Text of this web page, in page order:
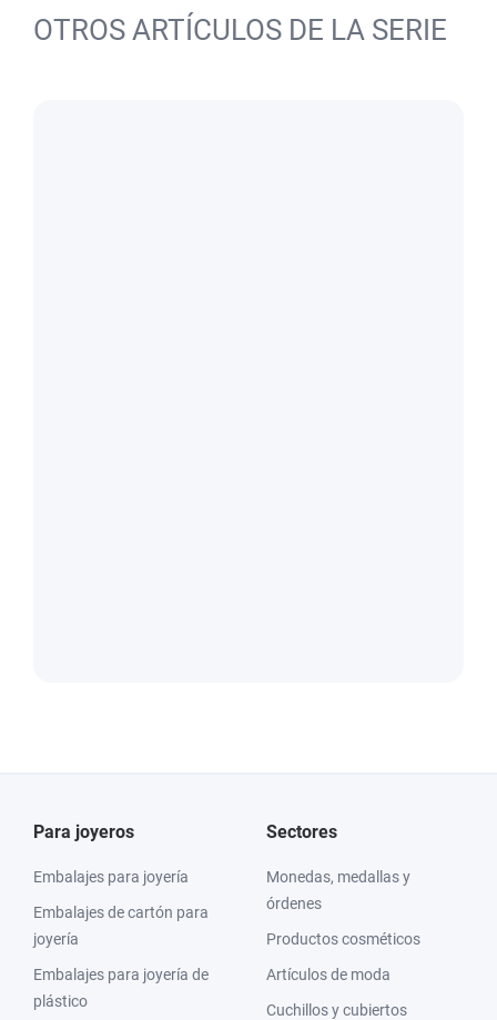
OTROS ARTÍCULOS DE LA SERIE
Para joyeros
Embalajes para joyería
Embalajes de cartón para
joyería
Embalajes para joyería de
plástico
Sectores
Monedas, medallas y
órdenes
Productos cosméticos
Artículos de moda
Cuchillos y cubiertos